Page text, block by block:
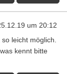
um 20:12
leicht möglich.
kennt bitte